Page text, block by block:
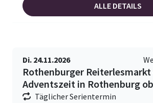
ALLE DETAILS
Di. 24.11.2026
Rothenburger Reiterlesmarkt
Adventszeit in Rothenburg
Täglicher Serientermin